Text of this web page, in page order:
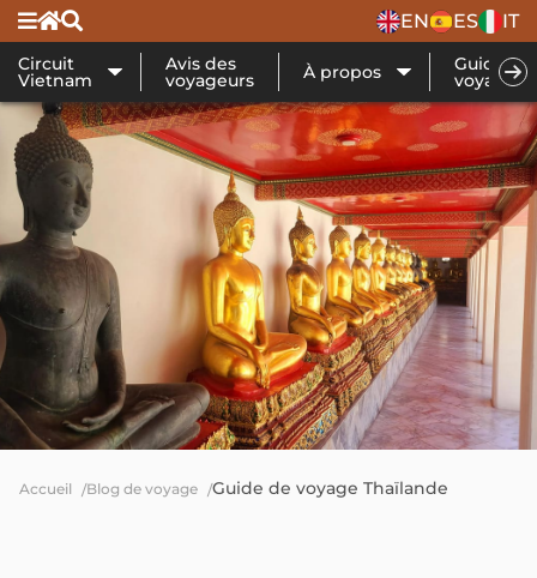
EN ES IT
Circuit
Vietnam
Avis des
voyageurs À propos Guide de
voyage
Accueil Blog de voyage Guide de voyage Thaïlande